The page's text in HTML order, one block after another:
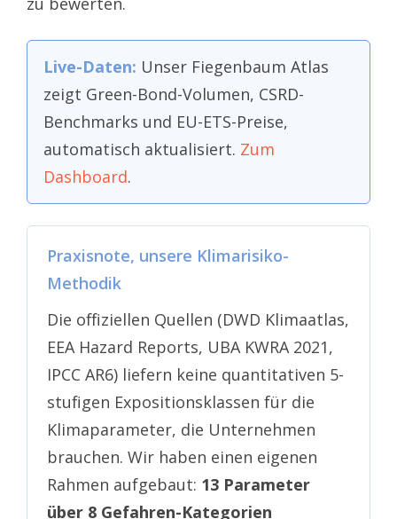
Live-Daten: Unser Fiegenbaum Atlas
zeigt Green-Bond-Volumen, CSRD-
Benchmarks und EU-ETS-Preise,
automatisch aktualisiert. Zum
Dashboard.
Praxisnote, unsere Klimarisiko-
Methodik
Die offiziellen Quellen (DWD Klimaatlas,
EEA Hazard Reports, UBA KWRA 2021,
IPCC AR6) liefern keine quantitativen 5-
stufigen Expositionsklassen für die
Klimaparameter, die Unternehmen
brauchen. Wir haben einen eigenen
Rahmen aufgebaut: 13 Parameter
über 8 Gefahren-Kategorien